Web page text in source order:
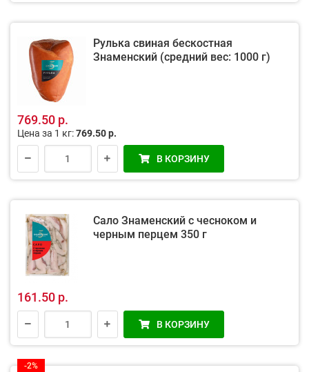
Рулька свиная бескостная
Знаменский (средний вес: 1000 г)
769.50 р.
Цена за 1 кг:769.50 р.
В КОРЗИНУ
Сало Знаменский с чесноком и
черным перцем 350 г
161.50 р.
В КОРЗИНУ
-2%